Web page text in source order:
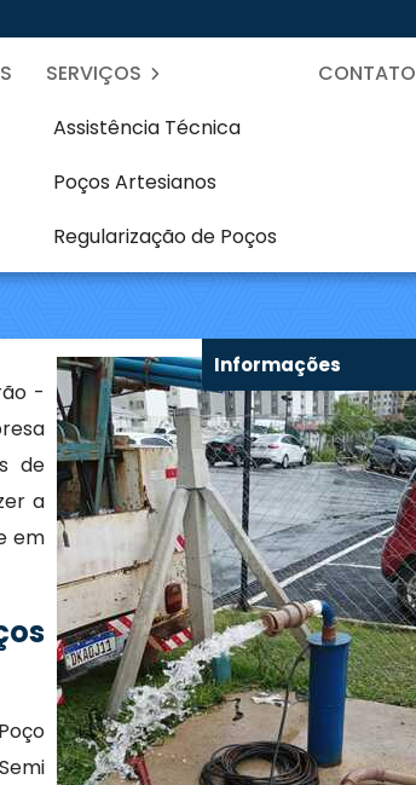
SERVIÇOS
Assistência Técnica
Poços Artesianos
Regularização de Poços
CONTATO
Alto Boqueirão -
Solicite um Orçamento
-
de
a
em
Informações